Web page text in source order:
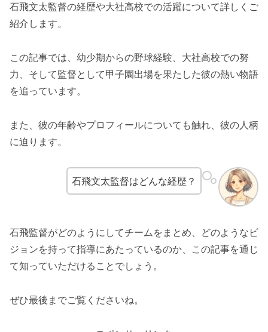
石飛文太監督の経歴や大社高校での活躍について詳しくご
紹介します。
この記事では、幼少期からの野球経験、大社高校での努
力、そして監督として甲子園出場を果たした彼の熱い物語
を追っています。
また、彼の年齢やプロフィールについても触れ、彼の人柄
に迫ります。
石飛文太監督はどんな経歴？
石飛監督がどのようにしてチームをまとめ、どのようなビ
ジョンを持って指導にあたっているのか、この記事を通じ
て知っていただけることでしょう。
ぜひ最後までご覧くださいね。